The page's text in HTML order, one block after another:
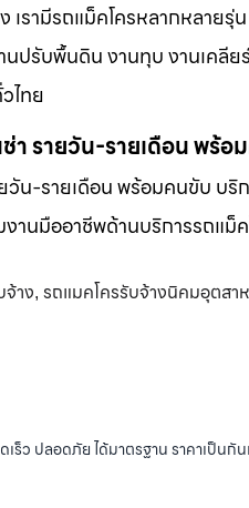
เรามีรถแม็คโครหลากหลา
นปรับพื้นดิน งานทุบ งานเคลี
ไทย
า รายวัน-รายเดือน พร้
วัน-รายเดือน พร้อมคนขับ บ
านมืออาชีพด้านบริการรถแม็
าง, รถแมคโครรับจ้างนิคมอุตสา
ว ปลอดภัย ได้มาตรฐาน ราคาเป็นกัน